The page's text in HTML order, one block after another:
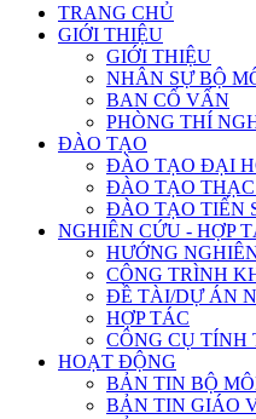
TRANG CHỦ
GIỚI THIỆU
GIỚI THIỆU
NHÂN SỰ BỘ
BAN CỐ VẤN
PHÒNG THÍ
ĐÀO TẠO
ĐÀO TẠO ĐẠI
ĐÀO TẠO THẠC
ĐÀO TẠO TIẾN
NGHIÊN CỨU - HỢP
HƯỚNG
CÔNG TRÌNH
ĐỀ TÀI/DỰ ÁN
HỢP TÁC
CÔNG CỤ TÍNH
HOẠT ĐỘNG
BẢN TIN BỘ
BẢN TIN GIÁO